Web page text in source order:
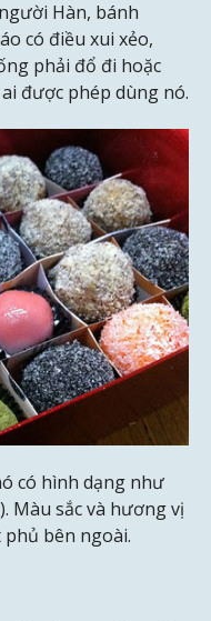
Hàn, bánh
có điều xui xẻo,
phải đổ đi hoặc
được phép dùng nó.
có hình dạng như
Màu sắc và hương vị
bên ngoài.